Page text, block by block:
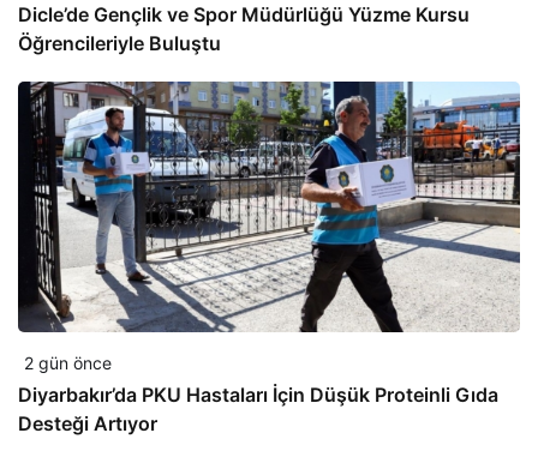
Dicle’de Gençlik ve Spor Müdürlüğü Yüzme Kursu
Öğrencileriyle Buluştu
2 gün önce
Diyarbakır’da PKU Hastaları İçin Düşük Proteinli Gıda
Desteği Artıyor